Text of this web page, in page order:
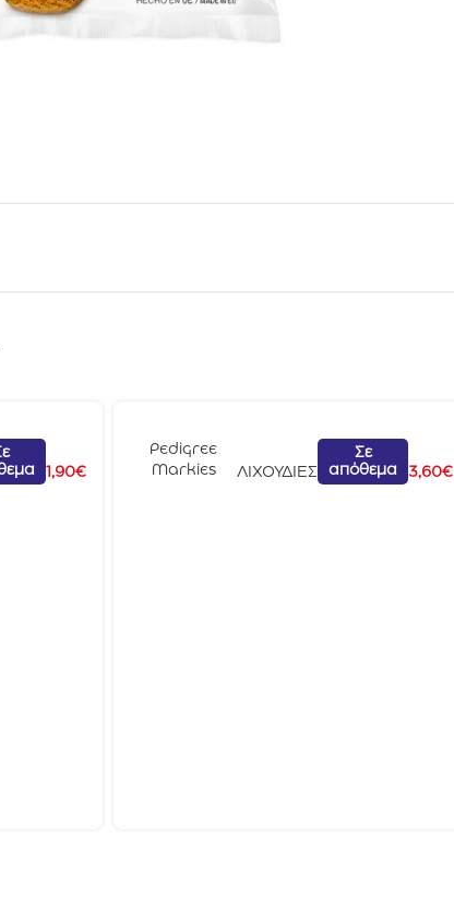
1,90€
Pedigree
Markies
ΛΙΧΟΥΔΙΕΣ
Σε
απόθεμα
3,60€